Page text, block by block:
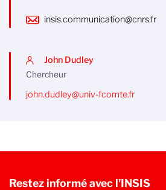
insis.communication@cnrs.fr
John Dudley
Chercheur
john.dudley@univ-fcomte.fr
Restez informé avec l'INSIS